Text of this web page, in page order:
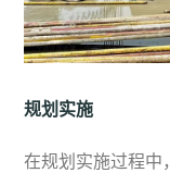
规划实施
在规划实施过程中